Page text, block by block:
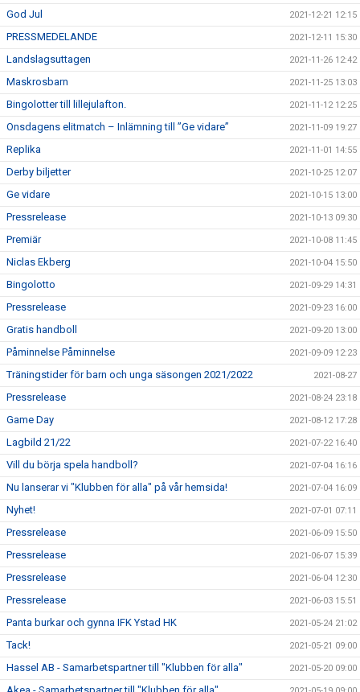
God Jul 2021-12-21 12:15
PRESSMEDELANDE 2021-12-11 15:30
Landslagsuttagen 2021-11-26 12:42
Maskrosbarn 2021-11-25 13:03
Bingolotter till lillejulafton. 2021-11-12 12:25
Onsdagens elitmatch – Inlämning till ”Ge vidare” 2021-11-09 19:27
Replika 2021-11-01 14:55
Derby biljetter 2021-10-25 12:07
Ge vidare 2021-10-15 13:00
Pressrelease 2021-10-13 09:30
Premiär 2021-10-08 11:45
Niclas Ekberg 2021-10-04 15:50
Bingolotto 2021-09-29 14:31
Pressrelease 2021-09-23 16:00
Gratis handboll 2021-09-20 13:00
Påminnelse Påminnelse 2021-09-09 12:23
Träningstider för barn och unga säsongen 2021/2022 2021-08-27
Pressrelease 2021-08-24 23:18
Game Day 2021-08-12 17:28
Lagbild 21/22 2021-07-22 16:40
Vill du börja spela handboll? 2021-07-04 16:16
Nu lanserar vi "Klubben för alla" på vår hemsida! 2021-07-04 16:09
Nyhet! 2021-07-01 07:11
Pressrelease 2021-06-09 15:50
Pressrelease 2021-06-07 15:39
Pressrelease 2021-06-04 12:30
Pressrelease 2021-06-03 15:51
Panta burkar och gynna IFK Ystad HK 2021-05-24 21:02
Tack! 2021-05-21 09:00
Hassel AB - Samarbetspartner till "Klubben för alla" 2021-05-20 09:00